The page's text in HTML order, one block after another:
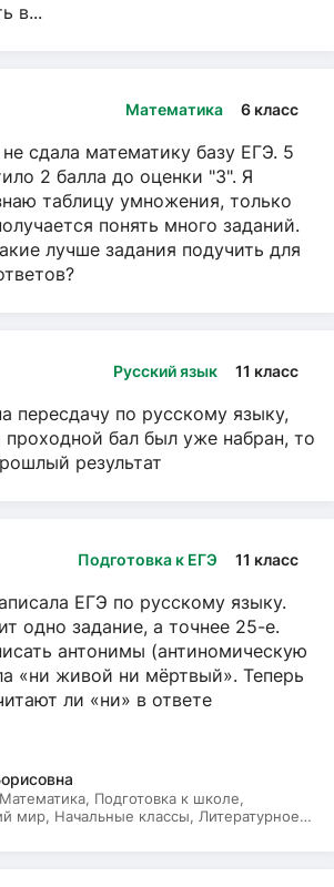
в...
Математика 6 класс
сдала математику базу ЕГЭ. 5
2 балла до оценки "3". Я
таблицу умножения, только
понять много заданий.
лучше задания подучить для
Русский язык 11 класс
пересдачу по русскому языку,
проходной бал был уже набран, то
результат
Подготовка к ЕГЭ 11 класс
ЕГЭ по русскому языку.
одно задание, а точнее 25-е.
антонимы (антиномическую
«ни живой ни мёртвый». Теперь
ли «ни» в ответе
Математика, Подготовка к школе,
мир, Начальные классы, Литературное